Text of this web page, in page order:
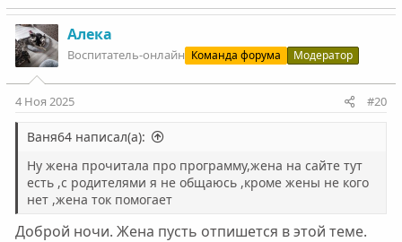
Алека
Воспитатель-онлайн Команда форума Модератор
4 Ноя 2025 #20
Ваня64 написал(а):
Ну жена прочитала про программу,жена на сайте тут
есть ,с родителями я не общаюсь ,кроме жены не кого
нет ,жена ток помогает
Доброй ночи. Жена пусть отпишется в этой теме.